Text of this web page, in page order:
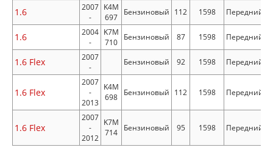
1.6
2007
-
K4M
697
Бензиновый 112 1598 Передний
1.6
2004
-
K7M
710
Бензиновый 87 1598 Передний
1.6 Flex
2007
-
Бензиновый 92 1598 Передний
1.6 Flex
2007
-
2013
K4M
698
Бензиновый 112 1598 Передний
1.6 Flex
2007
-
2012
K7M
714
Бензиновый 95 1598 Передний